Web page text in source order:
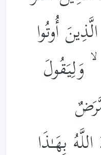
أُوتُوا
وَلِيَقُولَ
بِهَـٰذَا